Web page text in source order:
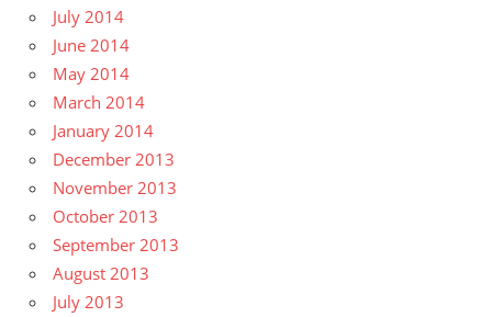
July 2014
June 2014
May 2014
March 2014
January 2014
December 2013
November 2013
October 2013
September 2013
August 2013
July 2013